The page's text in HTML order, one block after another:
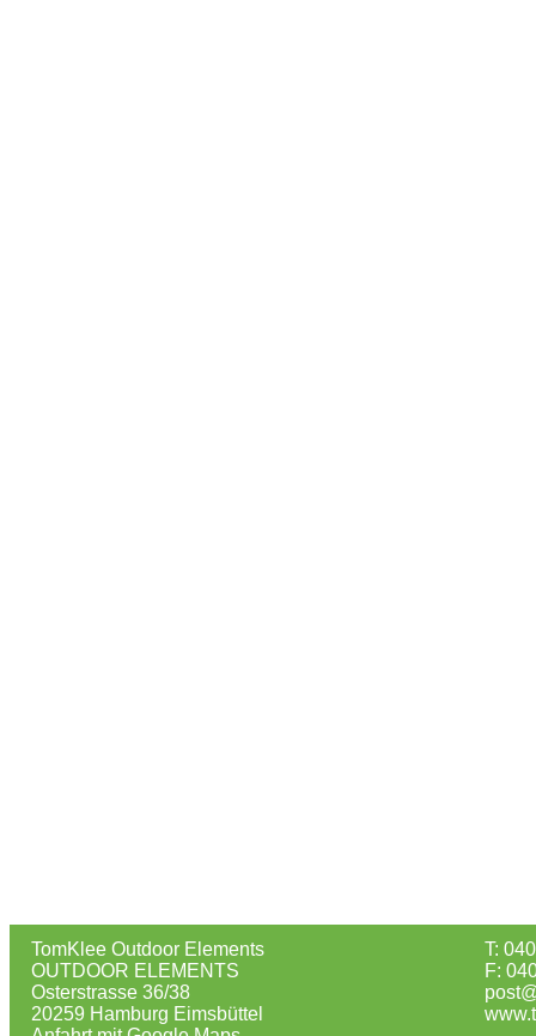
TomKlee Outdoor Elements
OUTDOOR ELEMENTS
Osterstrasse 36/38
20259 Hamburg Eimsbüttel
T:
F: